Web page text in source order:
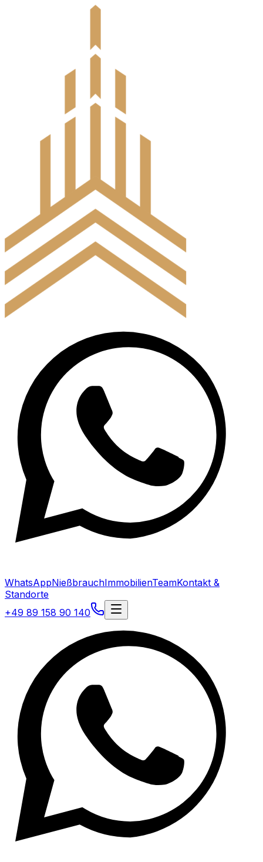
WhatsAppNießbrauchImmobilienTeamKontakt &
Standorte
+49 89 158 90 140